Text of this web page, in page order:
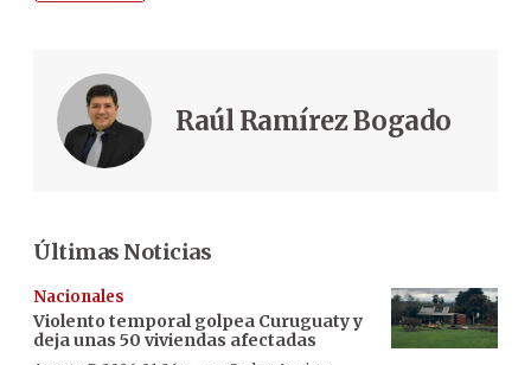
Raúl Ramírez Bogado
Últimas Noticias
Nacionales
Violento temporal golpea Curuguaty y
deja unas 50 viviendas afectadas